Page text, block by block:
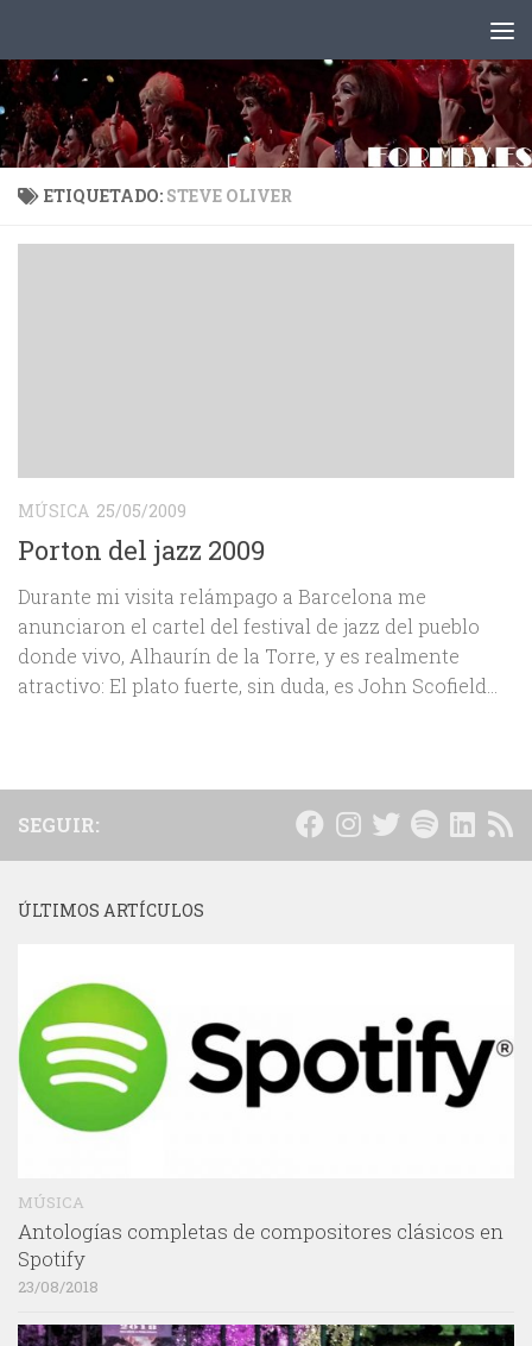
ETIQUETADO: STEVE OLIVER
MÚSICA 25/05/2009
Porton del jazz 2009
Durante mi visita relámpago a Barcelona me
anunciaron el cartel del festival de jazz del pueblo
donde vivo, Alhaurín de la Torre, y es realmente
atractivo: El plato fuerte, sin duda, es John Scofield...
SEGUIR:
ÚLTIMOS ARTÍCULOS
MÚSICA
Antologías completas de compositores clásicos en
Spotify
23/08/2018